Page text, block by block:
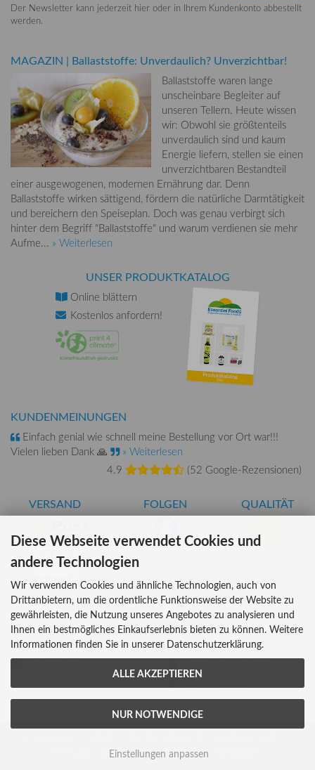
Der Newsletter kann jederzeit hier oder in Ihrem Kundenkonto abbestellt
werden.
MAGAZIN | Ballaststoffe: Unverdaulich? Unverzichtbar!
Ballaststoffe waren lange
unscheinbare Begleiter auf
unseren Tellern. Heute wissen
wir: Obwohl sie größtenteils
unverdaulich sind und kaum
Energie liefern, stellen sie einen
unverzichtbaren Bestandteil
einer ausgewogenen, modernen Ernährung dar. Denn
Ballaststoffe wirken sättigend, fördern die natürliche Darmtätigkeit
und bereichern den Speiseplan. Doch was genau verbirgt sich
hinter dem Begriff "Ballaststoffe" und warum verdienen sie mehr
Aufme... » Weiterlesen
UNSER PRODUKTKATALOG
Online blättern
Kostenlos anfordern!
KUNDENMEINUNGEN
Einfach genial wie schnell meine Bestellung vor Ort war!!!
Vielen lieben Dank 🙏
» Weiterlesen
4.9
(52 Google-Rezensionen)
VERSAND FOLGEN QUALITÄT
AT-BIO-401
INFORMATIONEN
Über uns
Versandkosten
Lieferzeiten
ZAHLUNG
Kreditkarte
Bar (im Geschäft)
Vertrag widerrufen
Cookie Einstellungen
Diese Webseite verwendet Cookies und
andere Technologien
Wir verwenden Cookies und ähnliche Technologien, auch von
Drittanbietern, um die ordentliche Funktionsweise der Website zu
gewährleisten, die Nutzung unseres Angebotes zu analysieren und
Ihnen ein bestmögliches Einkaufserlebnis bieten zu können. Weitere
Informationen finden Sie in unserer Datenschutzerklärung.
ALLE AKZEPTIEREN
NUR NOTWENDIGE
Einstellungen anpassen